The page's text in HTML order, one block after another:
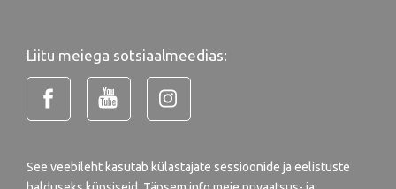
Liitu meiega sotsiaalmeedias:
See veebileht kasutab külastajate sessioonide ja eelistuste